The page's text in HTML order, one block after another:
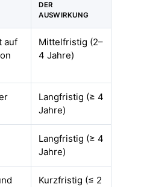
DER
AUSWIRKUNG
auf
Mittelfristig (2–
4 Jahre)
Langfristig (≥ 4
Jahre)
Langfristig (≥ 4
Jahre)
Kurzfristig (≤ 2